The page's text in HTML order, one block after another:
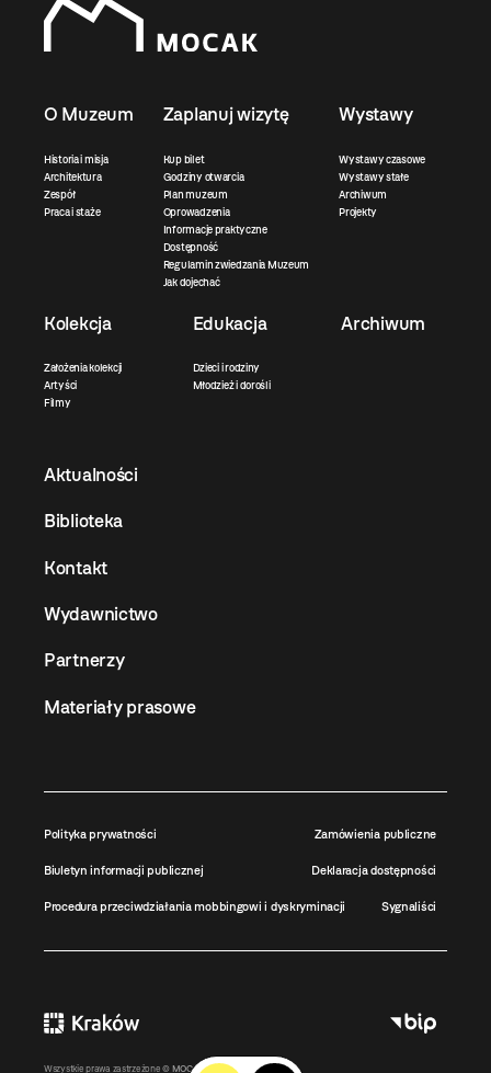
O Muzeum
Historia i misja
Architektura
Zespół
Praca i staże
Zaplanuj wizytę
Kup bilet
Godziny otwarcia
Plan muzeum
Oprowadzenia
Informacje praktyczne
Dostępność
Regulamin zwiedzania Muzeum
Jak dojechać
Wystawy
Wystawy czasowe
Wystawy stałe
Archiwum
Projekty
Kolekcja
Założenia kolekcji
Artyści
Filmy
Edukacja
Dzieci i rodziny
Młodzież i dorośli
Archiwum
Aktualności
Biblioteka
Kontakt
Wydawnictwo
Partnerzy
Materiały prasowe
Polityka prywatności Zamówienia publiczne
Biuletyn informacji publicznej Deklaracja dostępności
Procedura przeciwdziałania mobbingowi i dyskryminacji Sygnaliści
Wszystkie prawa zastrzeżone © MOCAK2011-2026